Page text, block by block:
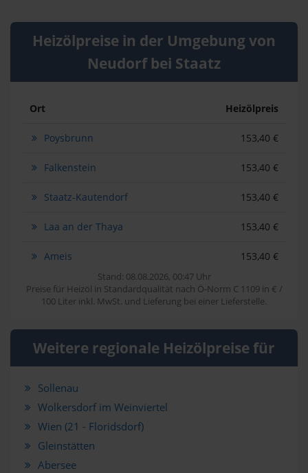
Heizölpreise in der Umgebung von
Neudorf bei Staatz
Ort Heizölpreis
Poysbrunn 153,40 €
Falkenstein 153,40 €
Staatz-Kautendorf 153,40 €
Laa an der Thaya 153,40 €
Ameis 153,40 €
Stand: 08.08.2026, 00:47 Uhr
Preise für Heizöl in Standardqualität nach Ö-Norm C 1109 in € /
100 Liter inkl. MwSt. und Lieferung bei einer Lieferstelle.
Weitere regionale Heizölpreise für
Sollenau
Wolkersdorf im Weinviertel
Wien (21 - Floridsdorf)
Gleinstätten
Abersee